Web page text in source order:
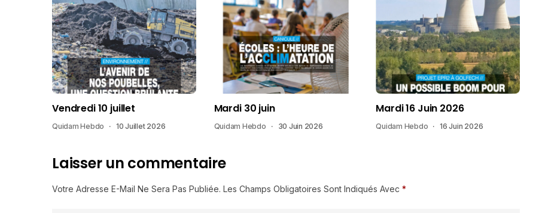
Vendredi 10 juillet
Quidam Hebdo 10 Juillet 2026
Mardi 30 juin
Quidam Hebdo 30 Juin 2026
Mardi 16 Juin 2026
Quidam Hebdo 16 Juin 2026
Laisser un commentaire
Votre Adresse E-Mail Ne Sera Pas Publiée. Les Champs Obligatoires Sont Indiqués Avec *